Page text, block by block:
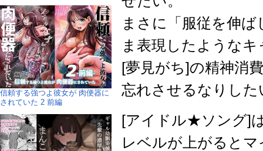
まさに「服従を伸
ま表現したような
[夢見がち]の精神消
忘れさせるなりした
[アイドル★ソング]
レベルが上がると
信頼する強つよ彼女が 肉便器に
されていた 2 前編